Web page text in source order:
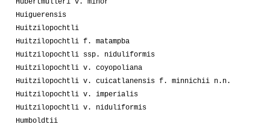
Hubertmulleri v. minor
Huiguerensis
Huitzilopochtli
Huitzilopochtli f. matampba
Huitzilopochtli ssp. niduliformis
Huitzilopochtli v. coyopoliana
Huitzilopochtli v. cuicatlanensis f. minnichii n.n.
Huitzilopochtli v. imperialis
Huitzilopochtli v. niduliformis
Humboldtii